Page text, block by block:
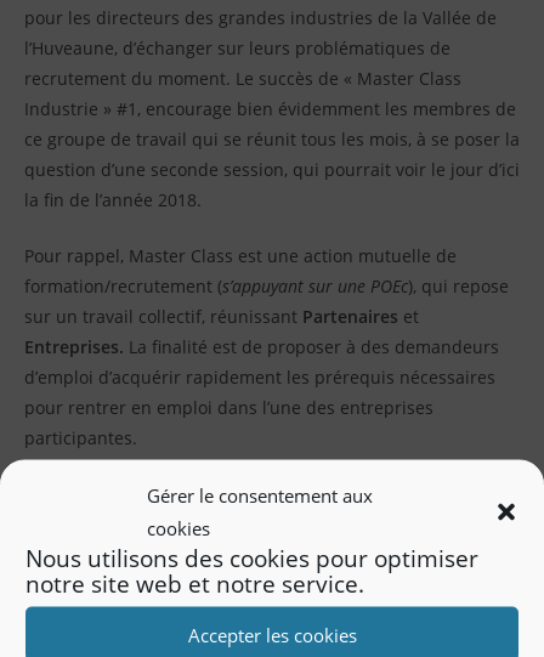
Gérer le consentement aux
cookies
Nous utilisons des cookies pour optimiser
notre site web et notre service.
Accepter les cookies
pour les directeurs des grandes industries de la Vallée de
l’Huveaune, d’échanger sur leurs problématiques de
recrutement du moment. Le succès de « Master Class
Industrie » #1, encourage bien évidemment les membres de
ce groupe de travail qui se réunit tous les mois, à se poser la
question d’une seconde session, qui pourrait voir le jour d’ici
la fin de l’année 2018.
Pour rappel, Master Class est une action mutuelle de
formation/recrutement (s’appuyant sur une POEc), qui repose
sur un travail collectif, réunissant Partenaires et
Entreprises. La finalité est de proposer à des demandeurs
d’emploi d’acquérir rapidement les prérequis nécessaires
pour rentrer en emploi dans l’une des entreprises
participantes.